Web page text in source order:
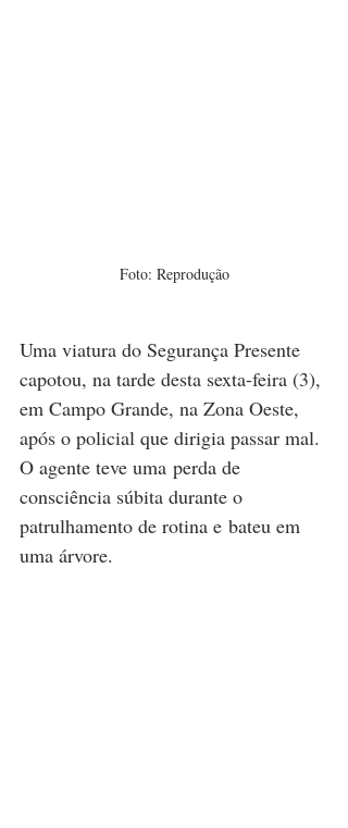
Foto: Reprodução
Uma viatura do Segurança Presente
capotou, na tarde desta sexta-feira (3),
em Campo Grande, na Zona Oeste,
após o policial que dirigia passar mal.
O agente teve uma perda de
consciência súbita durante o
patrulhamento de rotina e bateu em
uma árvore.